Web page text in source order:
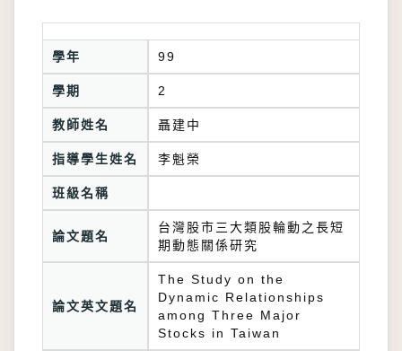
學年 99
學期 2
教師姓名 聶建中
指導學生姓名 李魁榮
班級名稱
論文題名
台灣股市三大類股輪動之長短
期動態關係研究
論文英文題名
The Study on the
Dynamic Relationships
among Three Major
Stocks in Taiwan